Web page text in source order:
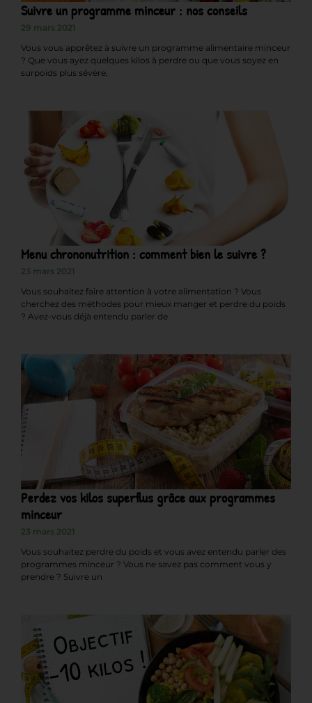
Suivre un programme minceur : nos conseils
29 mars 2021
Vous vous apprêtez à suivre un programme alimentaire minceur
? Que vous ayez quelques kilos à perdre ou que vous soyez en
surpoids plus sévère,
Menu chrononutrition : comment bien le suivre ?
23 mars 2021
Vous souhaitez faire attention à votre alimentation ? Vous
cherchez des méthodes pour mieux manger et perdre du poids
? Avez-vous déjà entendu parler de
Perdez vos kilos superflus grâce aux programmes
minceur
23 mars 2021
Vous souhaitez perdre du poids et vous avez entendu parler des
programmes minceur ? Vous ne savez pas comment vous y
prendre ? Suivre un